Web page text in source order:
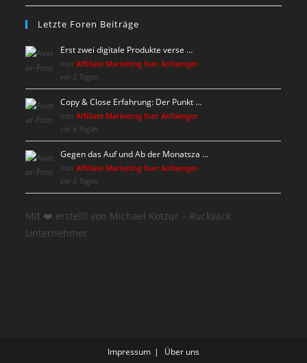
Letzte Foren Beiträge
Erst zwei digitale Produkte verse …
vonAffiliate Marketing fuer Anfaenger
vor 5 Tagen
Copy & Close Erfahrung: Der Punkt …
vonAffiliate Marketing fuer Anfaenger
vor 6 Tagen
Gegen das Auf und Ab der Monatsza …
vonAffiliate Marketing fuer Anfaenger
vor 6 Tagen
Mit ❤️ erstellt von Michael Kotzur – Rucksack
Unternehmer
Impressum Über uns